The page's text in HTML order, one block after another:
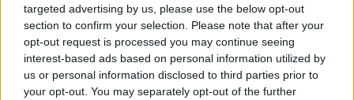
targeted advertising by us, please use the below opt-out
section to confirm your selection. Please note that after your
opt-out request is processed you may continue seeing
interest-based ads based on personal information utilized by
us or personal information disclosed to third parties prior to
your opt-out. You may separately opt-out of the further
Εάν ένας ισχυρός οργανισμός θέλει πραγματικά
να χακάρει τις συσκευές σας, πιθανότατα μπορεί.
ΔΙΑΦΗΜΙΣΗ